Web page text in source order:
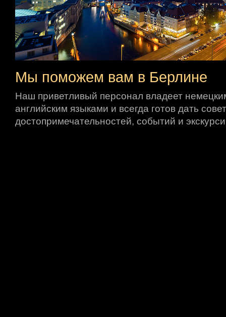
Мы поможем вам в Берлине
Наш приветливый персонал владеет
английским языками и всегда готов дать
достопримечательностей, событий и